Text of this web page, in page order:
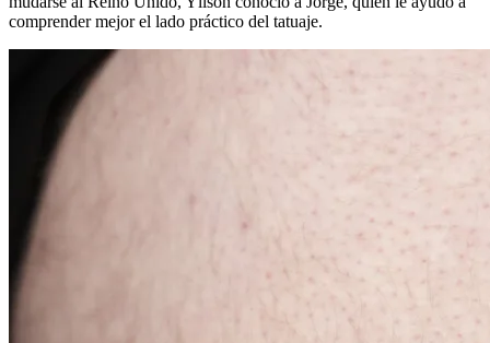
comprender mejor el lado práctico del tatuaje.